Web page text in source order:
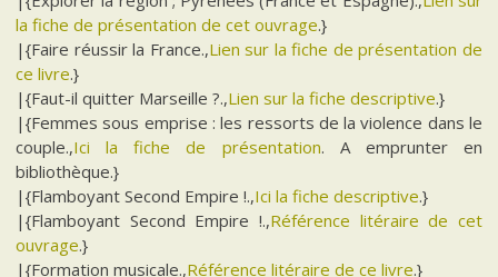
la fiche de présentation de cet ouvrage.}
|{Faire réussir la France.,Lien sur la fiche de présentation de
ce livre.}
|{Faut-il quitter Marseille ?.,Lien sur la fiche descriptive.}
|{Femmes sous emprise : les ressorts de la violence dans le
couple.,Ici la fiche de présentation. A emprunter en
bibliothèque.}
|{Flamboyant Second Empire !.,Ici la fiche descriptive.}
|{Flamboyant Second Empire !.,Référence litéraire de cet
ouvrage.}
|{Formation musicale.,Référence litéraire de ce livre.}